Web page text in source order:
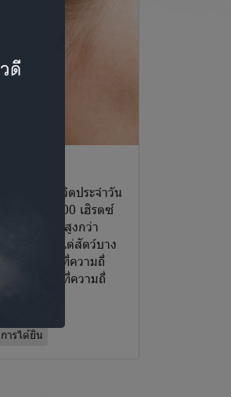
ยิน กันในชีวิตประจำวัน
ง 20-20,000 เฮิรตซ์
ฮิรตซ์ หรือสูงกว่า
ะไม่ได้ยิน แต่สัตว์บาง
ารถได้ยินที่ความถี่
มารถได้ยินที่ความถี่
ารได้ยิน